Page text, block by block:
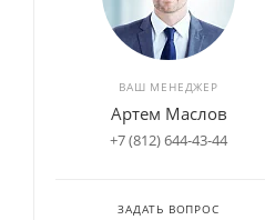
ВАШ МЕНЕДЖЕР
Артем Маслов
+7 (812) 644-43-44
ЗАДАТЬ ВОПРОС